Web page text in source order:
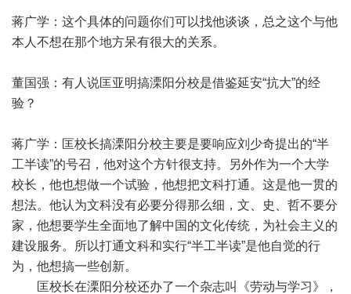
蒋广学：这个具体的问题你们可以找他谈谈，总之这个与他
本人不想在那个地方呆有很大的关系。
董国强：有人说匡亚明搞溧阳分校是借鉴延安“抗大”的经
验？
蒋广学：匡校长搞溧阳分校主要是要响应刘少奇提出的“半
工半读”的号召，他对这个方针很支持。另外作为一个大学
校长，他也想做一个试验，他想把文科打通。这是他一贯的
想法。他认为文科没有必要分得那么细，文、史、哲不要分
家，他想要学生全面地了解中国的文化传统，为社会主义的
建设服务。所以打通文科和实行“半工半读”是他自觉的行
为，他想搞一些创新。
匡校长在溧阳分校还办了一个杂志叫《劳动与学习》，